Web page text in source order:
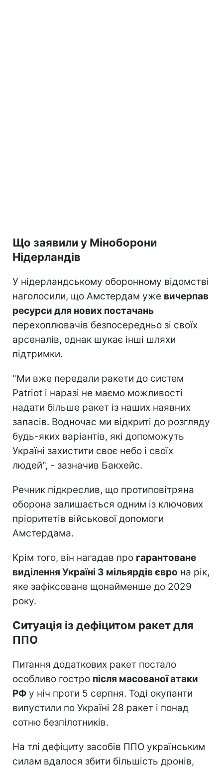
Що заявили у Міноборони
Нідерландів
У нідерландському оборонному відомстві
наголосили, що Амстердам уже вичерпав
ресурси для нових постачань
перехоплювачів безпосередньо зі своїх
арсеналів, однак шукає інші шляхи
підтримки.
"Ми вже передали ракети до систем
Patriot і наразі не маємо можливості
надати більше ракет із наших наявних
запасів. Водночас ми відкриті до розгляду
будь-яких варіантів, які допоможуть
Україні захистити своє небо і своїх
людей", - зазначив Бакхейс.
Речник підкреслив, що протиповітряна
оборона залишається одним із ключових
пріоритетів військової допомоги
Амстердама.
Крім того, він нагадав про гарантоване
виділення Україні 3 мільярдів євро на рік,
яке зафіксоване щонайменше до 2029
року.
Ситуація із дефіцитом ракет для
ППО
Питання додаткових ракет постало
особливо гостро після масованої атаки
РФ у ніч проти 5 серпня. Тоді окупанти
випустили по Україні 28 ракет і понад
сотню безпілотників.
На тлі дефіциту засобів ППО українським
силам вдалося збити більшість дронів,